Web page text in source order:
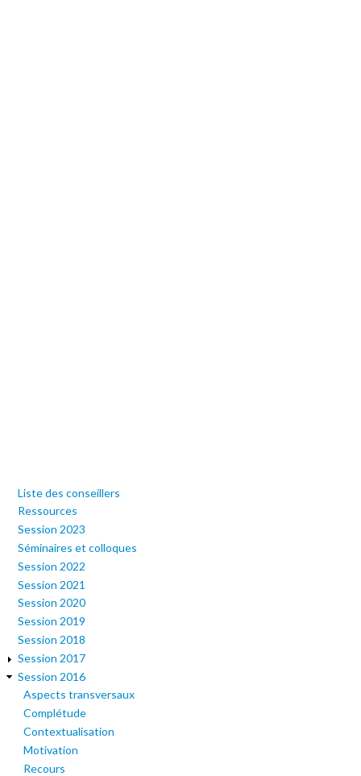
Liste des conseillers
Ressources
Session 2023
Séminaires et colloques
Session 2022
Session 2021
Session 2020
Session 2019
Session 2018
Session 2017
Session 2016
Aspects transversaux
Complétude
Contextualisation
Motivation
Recours